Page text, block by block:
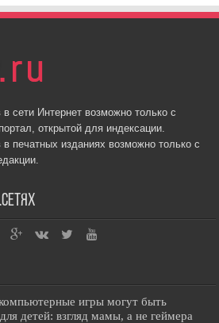
сети Интернет возможно только с
открытой для индексации.
печатных изданиях возможно только с
игры могут быть
детей: взгляд мамы, а не геймера